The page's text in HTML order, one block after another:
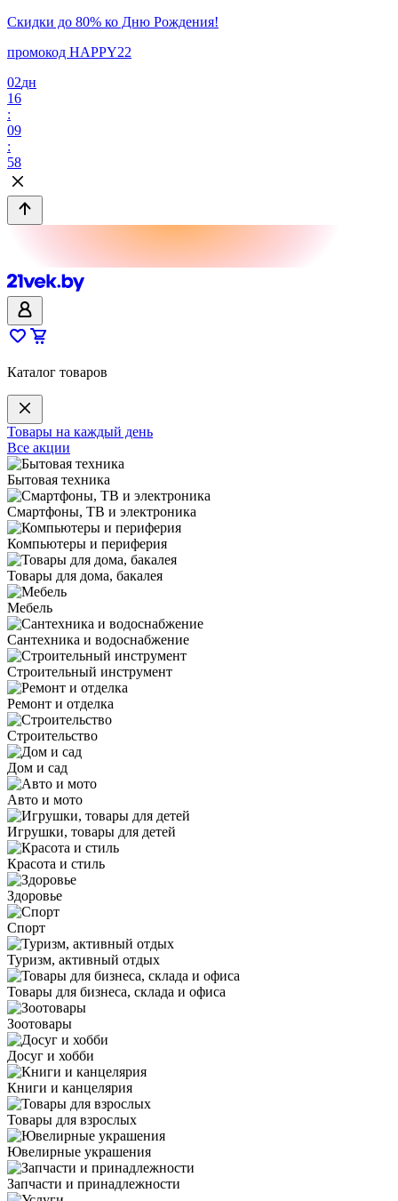
Скидки до 80% ко Дню Рождения!
промокод HAPPY22
02дн
16
:
09
:
58
Каталог товаров
Товары на каждый день
Все акции
Бытовая техника
Смартфоны, ТВ и электроника
Компьютеры и периферия
Товары для дома, бакалея
Мебель
Сантехника и водоснабжение
Строительный инструмент
Ремонт и отделка
Строительство
Дом и сад
Авто и мото
Игрушки, товары для детей
Красота и стиль
Здоровье
Спорт
Туризм, активный отдых
Товары для бизнеса, склада и офиса
Зоотовары
Досуг и хобби
Книги и канцелярия
Товары для взрослых
Ювелирные украшения
Запчасти и принадлежности